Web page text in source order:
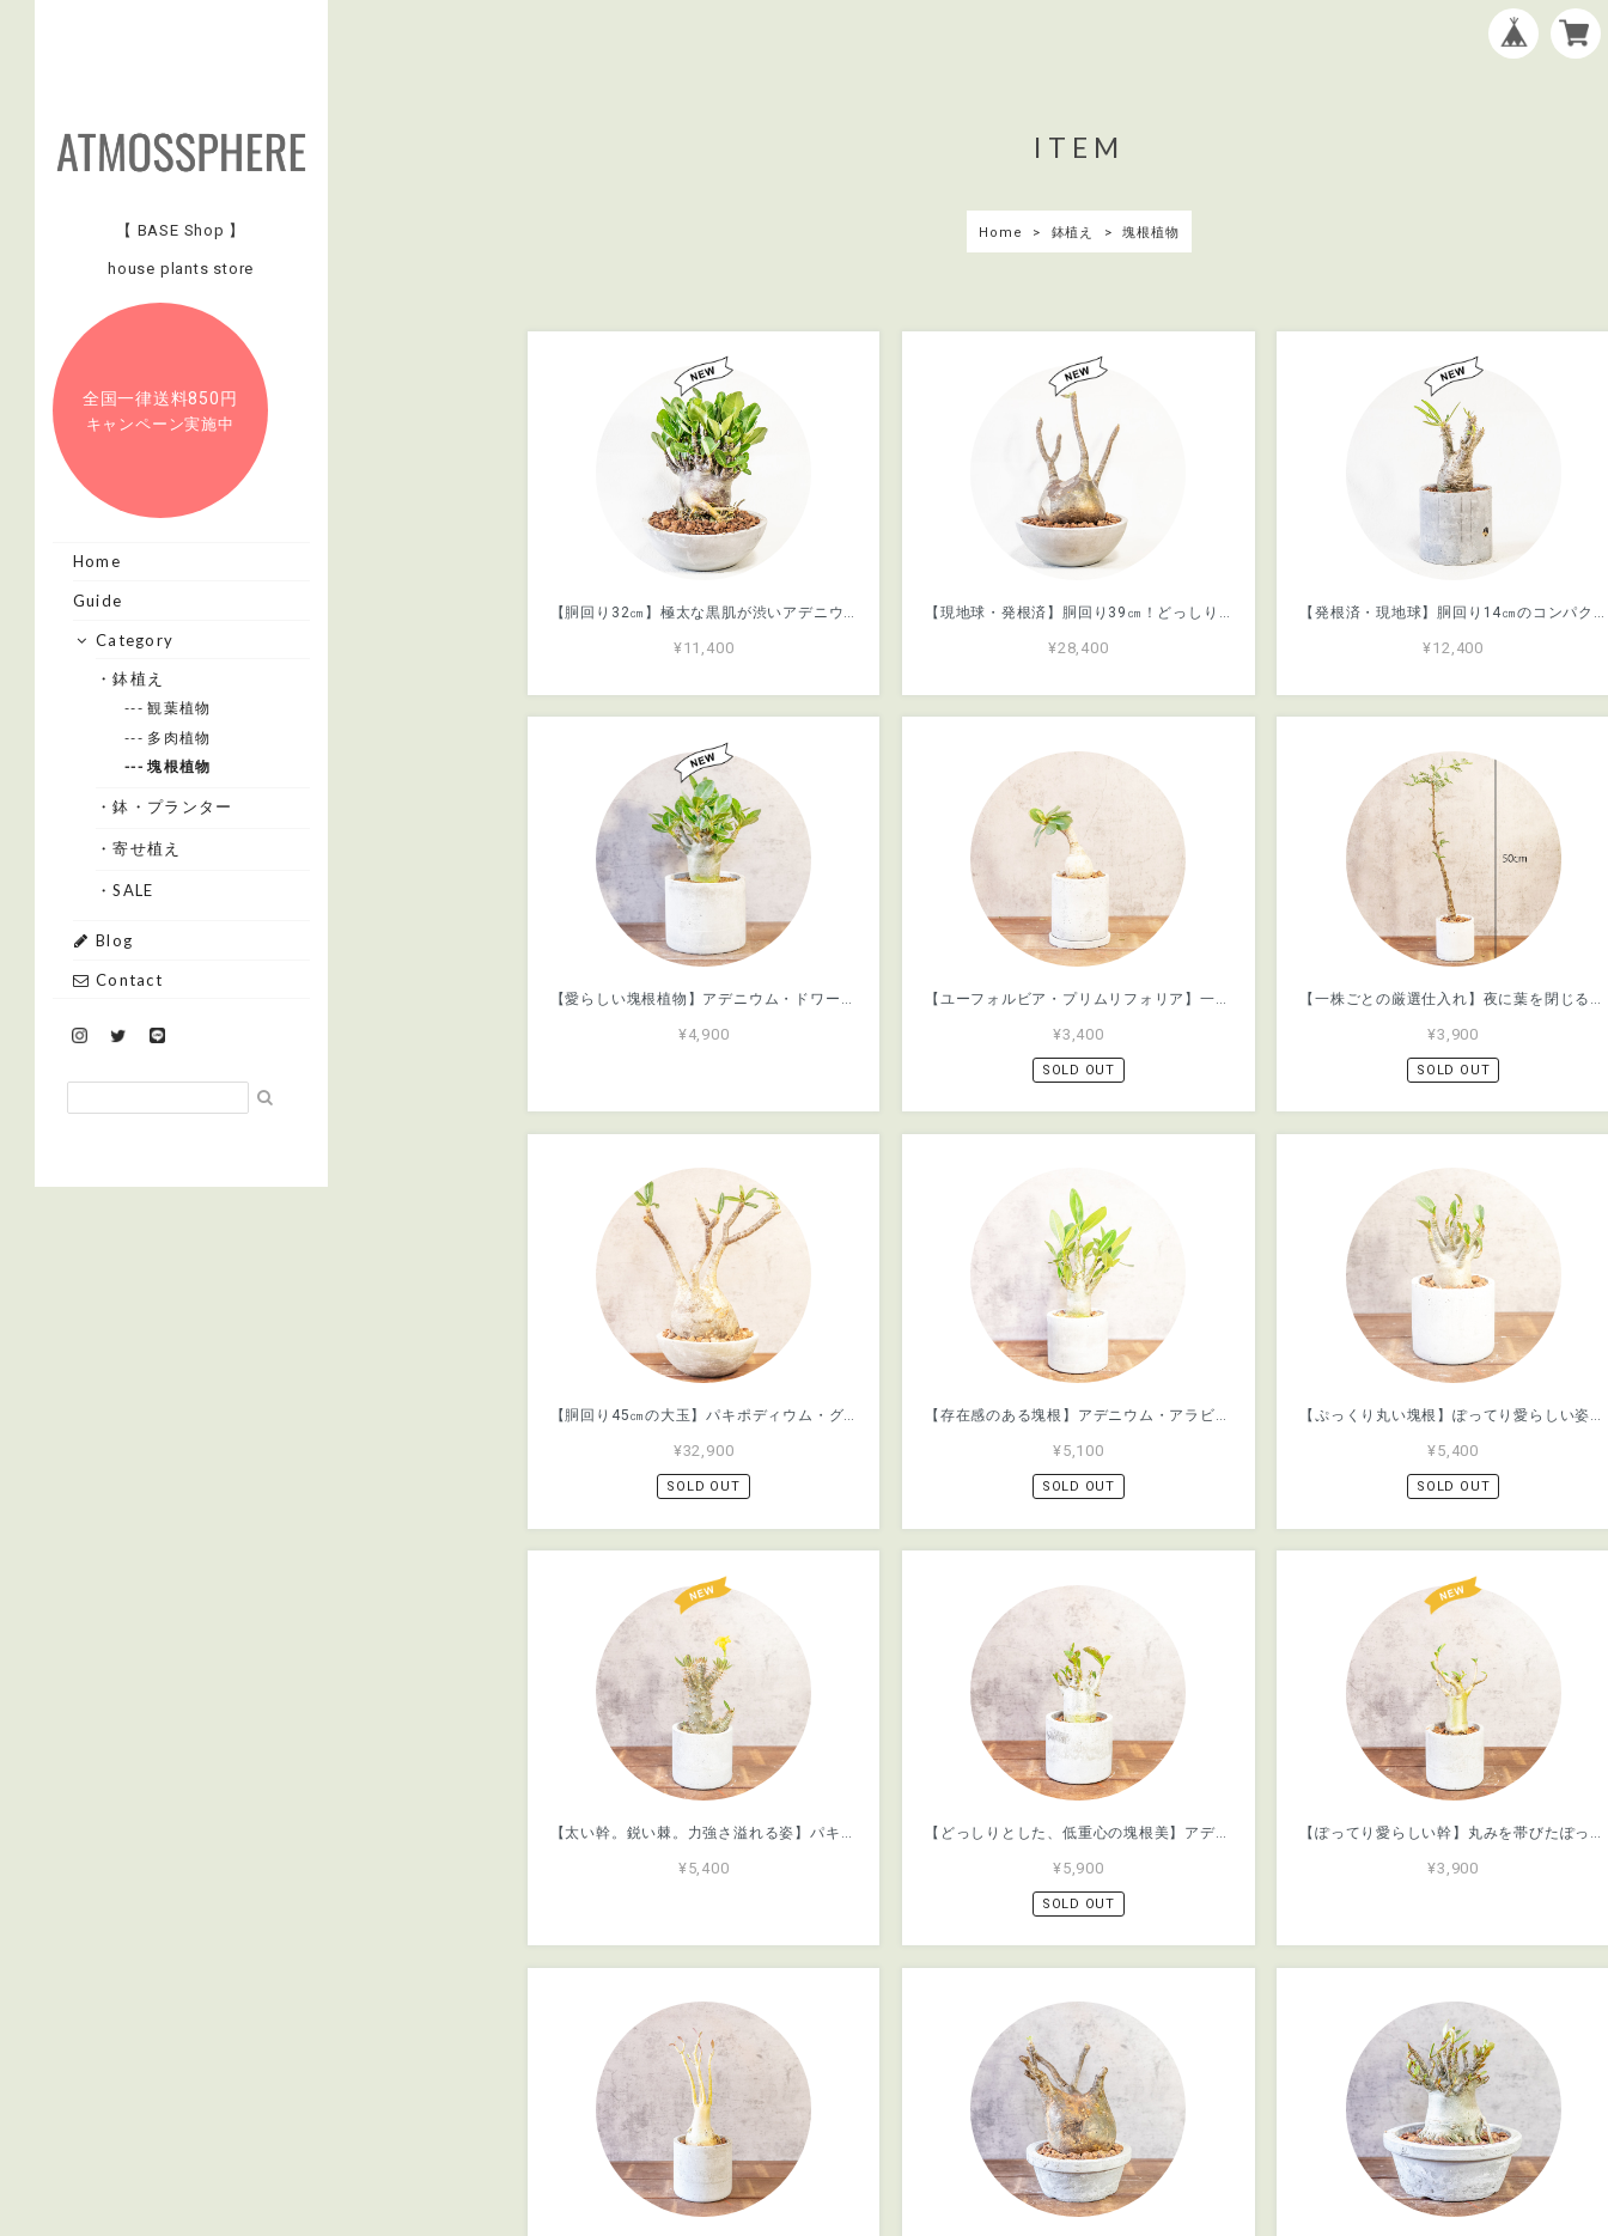
【 BASE Shop 】
house plants store
全国一律送料850円
キャンペーン実施中
Home
Guide
Category
・鉢植え
--- 観葉植物
--- 多肉植物
--- 塊根植物
・鉢・プランター
・寄せ植え
・SALE
Blog
Contact
ITEM
Home 鉢植え 塊根植物
【胴回り32㎝】極太な黒肌が渋いアデニウム・ドワーフ。無骨なフォルムを引き立てる手づくりモルタル鉢仕立て／育て方がわかる管理シート付き
¥11,400
【現地球・発根済】胴回り39㎝！どっしり構えた低重心フォルム、でっぷり極太のグラキリス。無骨な手づくりモルタル鉢に仕立てた特選株／育て方がわかる管理シート付き
¥28,400
【発根済・現地球】胴回り14㎝のコンパクトでぽってりとした塊根が魅力のパキポディウム・グラキリス。無骨な手づくりモルタル鉢仕立て／育て方がわかる管理シート付き
¥12,400
¥4,900 ¥3,400
SOLD OUT
¥3,900
SOLD OUT
【胴回り45㎝の大玉】パキポディウム・グラキリス。ぽってり丸いフォルムの現地球・発根済。無骨でスタイリッシュな手づくりモルタル鉢仕立て／育て方がわかる管理シート付き（全国一律送料850円）
¥32,900
SOLD OUT
【存在感のある塊根】アデニウム・アラビカム。放射状に伸びる太い枝と丸みを帯びたフォルム。根腐れを防ぐ独自配合の用土を使用し健やかに／虫発生抑制（全国一律送料850円）
¥5,100
SOLD OUT
【ぷっくり丸い塊根】ぽってり愛らしい姿がたまらないアデニウム・ドワーフ。植物を引き立てる無骨な手づくりモルタル鉢でお届け／虫発生抑制（全国一律送料850円）
¥5,400
SOLD OUT
¥5,400
【どっしりとした、低重心の塊根美】アデニウム・アラビカム。一株ごとの厳選仕入れで見つけた、まさに唯一無二の「飾れる芸術品」｜虫発生抑制（全国一律送料850円）
¥5,900
SOLD OUT
¥3,900